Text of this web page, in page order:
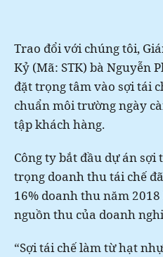
Trao đổi với chúng tôi,
Kỷ (Mã: STK) bà Nguyễn
đặt trọng tâm vào sợi tái
chuẩn môi trường ngày
tập khách hàng.
Công ty bắt đầu dự án
trọng doanh thu tái chế
16% doanh thu năm
nguồn thu của doanh
“Sợi tái chế làm từ hạt